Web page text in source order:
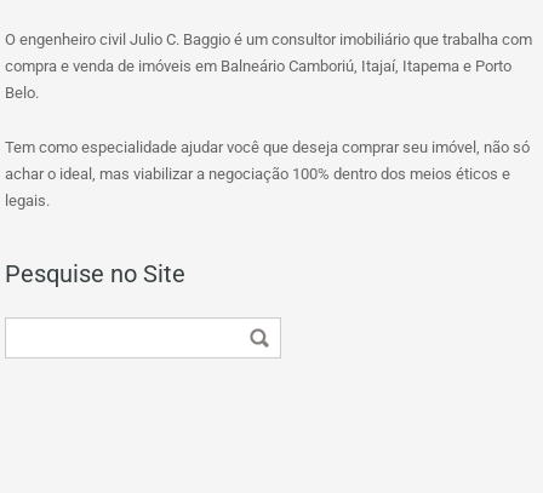
O engenheiro civil Julio C. Baggio é um consultor imobiliário que trabalha com
compra e venda de imóveis em Balneário Camboriú, Itajaí, Itapema e Porto
Belo.
Tem como especialidade ajudar você que deseja comprar seu imóvel, não só
achar o ideal, mas viabilizar a negociação 100% dentro dos meios éticos e
legais.
Pesquise no Site